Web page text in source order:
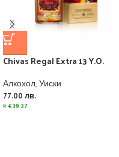
Chivas Regal Extra 13 Y.O.
Алкохол,Уиски
77.00 лв.
≈€39.37